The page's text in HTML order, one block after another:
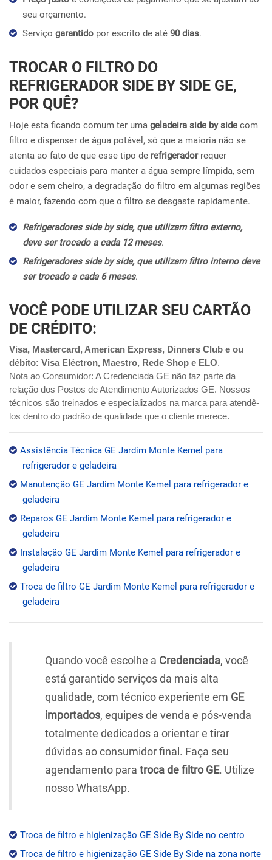
seu orçamento.
Serviço garantido por escrito de até 90 dias.
TROCAR O FILTRO DO
REFRIGERADOR SIDE BY SIDE GE,
POR QUÊ?
Hoje esta ficando comum ter uma geladeira side by side com
filtro e dispenser de água potável, só que a maioria não se
atenta ao fato de que esse tipo de refrigeradorrequer
cuidados especiais para manter a água sempre límpida, sem
odor e sem cheiro, a degradação do filtro em algumas regiões
é maior, fazendo com que o filtro se desgaste rapidamente.
Refrigeradores side by side, que utilizam filtro externo,
deve ser trocado a cada 12 meses.
Refrigeradores side by side, que utilizam filtro interno deve
ser trocado a cada 6 meses.
VOCÊ PODE UTILIZAR SEU CARTÃO
DE CRÉDITO:
Visa, Mastercard, American Express, Dinners Club e ou
débito: Visa Eléctron, Maestro, Rede Shop e ELO.
Nota ao Consumidor: A Credenciada GE não faz parte da
relação dos Postos de Atendimento Autorizados GE. Nossos
técnicos são treinados e especializados na marca para atendê-
los dentro do padrão de qualidade que o cliente merece.
Assistência Técnica GE Jardim Monte Kemel para
refrigerador e geladeira
Manutenção GE Jardim Monte Kemel para refrigerador e
geladeira
Reparos GE Jardim Monte Kemel para refrigerador e
geladeira
Instalação GE Jardim Monte Kemel para refrigerador e
geladeira
Troca de filtro GE Jardim Monte Kemel para refrigerador e
geladeira
Quando você escolhe a Credenciada, você
está garantido serviços da mais alta
qualidade, com técnico experiente em GE
importados, equipes de venda e pós-venda
totalmente dedicados a orientar e tirar
dúvidas ao consumidor final. Faça seu
agendamento para troca de filtro GE. Utilize
nosso WhatsApp.
Troca de filtro e higienização GE Side By Side no centro
Troca de filtro e higienização GE Side By Side na zona norte